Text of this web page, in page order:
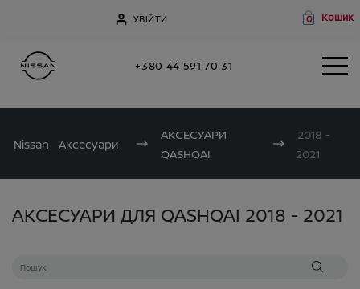
УВІЙТИ 0 Кошик
+380 44 591 70 31
Nissan Аксесуари
АКСЕСУАРИ
QASHQAI
2018 -
2021
АКСЕСУАРИ ДЛЯ QASHQAI 2018 - 2021